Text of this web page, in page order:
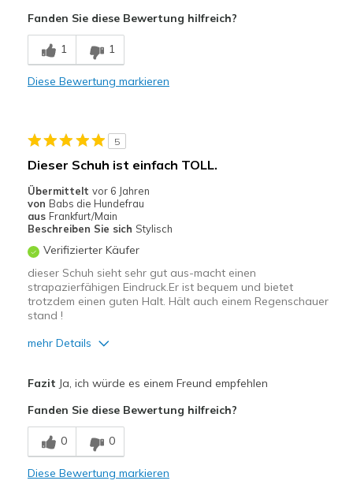
Bequem
Hübsch
Geeignete Verwendung
Freizeitkleidung
Breite
Passen genau
Größe
Fühlt sich zu klein an
Meine Meinung zu Schuhen
Fanden Sie diese Bewertung hilfreich?
1 1
Diese Bewertung markieren
5
Dieser Schuh ist einfach TOLL.
Übermittelt vor 6 Jahren
von Babs die Hundefrau
aus Frankfurt/Main
Beschreiben Sie sich Stylisch
Verifizierter Käufer
dieser Schuh sieht sehr gut aus-macht einen
strapazierfähigen Eindruck.Er ist bequem und bietet
trotzdem einen guten Halt. Hält auch einem Regenschauer
stand !
mehr Details
Bequem
Leicht
Fazit Ja, ich würde es einem Freund empfehlen
Fanden Sie diese Bewertung hilfreich?
0 0
Diese Bewertung markieren